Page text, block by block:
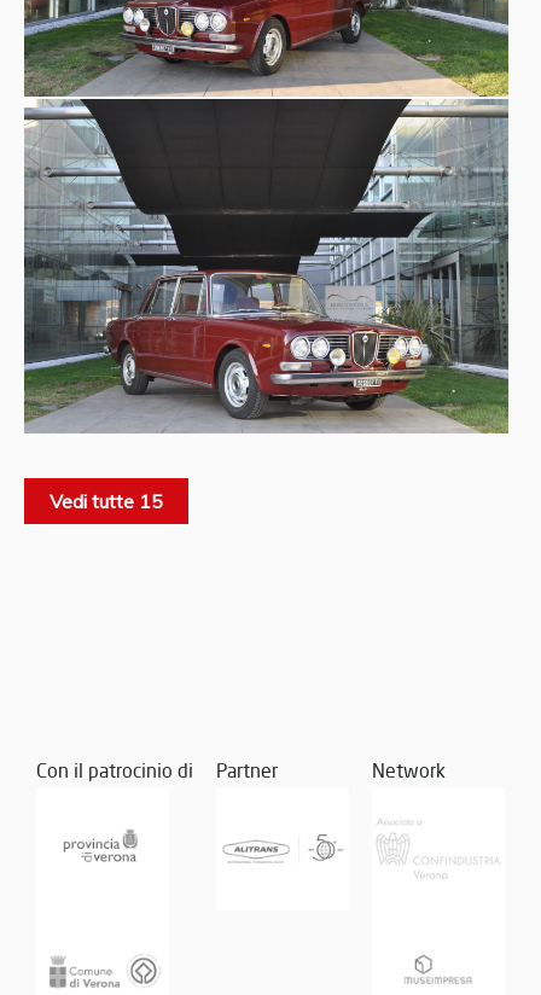
Vedi tutte 15
Con il patrocinio di Partner Network